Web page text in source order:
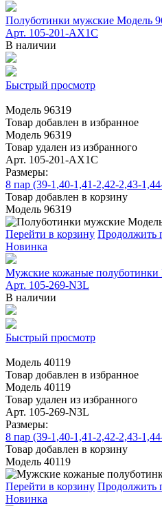
Полуботинки мужские Модель
Арт. 105-201-AX1C
В наличии
Быстрый просмотр
Модель 96319
Товар добавлен в избранное
Модель 96319
Товар удален из избранного
Арт. 105-201-AX1C
Размеры:
8 пар (39-1,40-1,41-2,42-2,43-
Товар добавлен в корзину
Модель 96319
Перейти в корзину Продолжить
Новинка
Мужские кожаные полуботинки
Арт. 105-269-N3L
В наличии
Быстрый просмотр
Модель 40119
Товар добавлен в избранное
Модель 40119
Товар удален из избранного
Арт. 105-269-N3L
Размеры:
8 пар (39-1,40-1,41-2,42-2,43-
Товар добавлен в корзину
Модель 40119
Перейти в корзину Продолжить
Новинка